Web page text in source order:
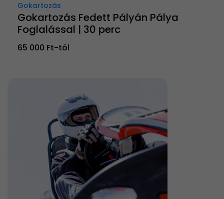
Gokartozás
Gokartozás Fedett Pályán Pálya
Foglalással | 30 perc
65 000 Ft-tól